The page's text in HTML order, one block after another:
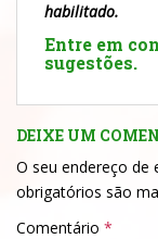
habilitado.
Entre em
sugestões.
DEIXE UM
O seu endereço de
obrigatórios são
Comentário *